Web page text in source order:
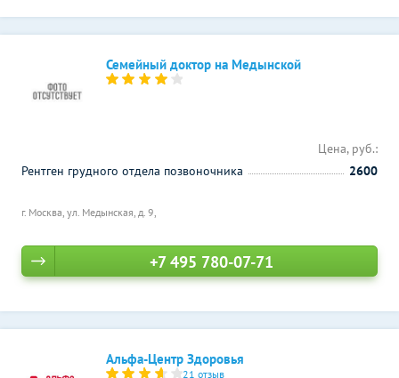
Семейный доктор на Медынской
г. Москва, ул. Медынская, д. 9,
Цена, руб.:
Рентген грудного отдела позвоночника
2600
+7 495 780-07-71
Альфа-Центр Здоровья
21 отзыв